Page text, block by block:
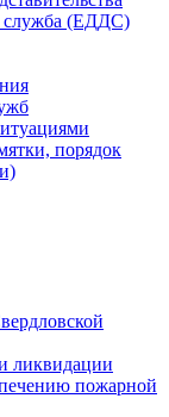
служба (ЕДДС)
порядок
ликвидации
пожарной